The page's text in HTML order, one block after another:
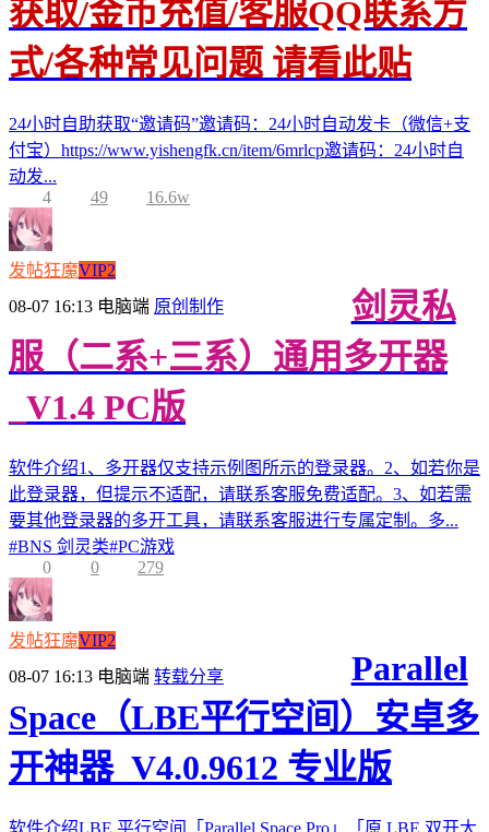
获取/金币充值/客服QQ联系方
式/各种常见问题 请看此贴
24小时自助获取“邀请码”邀请码：24小时自动发卡（微信+支
付宝）https://www.yishengfk.cn/item/6mrlcp邀请码：24小时自
动发...
4
49 16.6w
发帖狂魔VIP2
08-07 16:13 电脑端 原创制作
剑灵私
服（二系+三系）通用多开器
_V1.4 PC版
软件介绍1、多开器仅支持示例图所示的登录器。2、如若你是
此登录器，但提示不适配，请联系客服免费适配。3、如若需
要其他登录器的多开工具，请联系客服进行专属定制。多...
#BNS 剑灵类#PC游戏
0
0 279
发帖狂魔VIP2
08-07 16:13 电脑端 转载分享
Parallel
Space（LBE平行空间）安卓多
开神器_V4.0.9612 专业版
软件介绍LBE 平行空间「Parallel Space Pro」「原 LBE 双开大